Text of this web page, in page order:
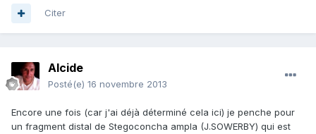
Citer
Alcide
Posté(e) 16 novembre 2013
Encore une fois (car j'ai déjà déterminé cela ici) je penche pour
un fragment distal de Stegoconcha ampla (J.SOWERBY) qui est